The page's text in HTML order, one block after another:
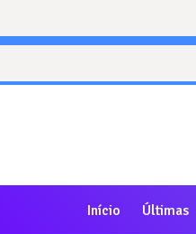
Início Últimas